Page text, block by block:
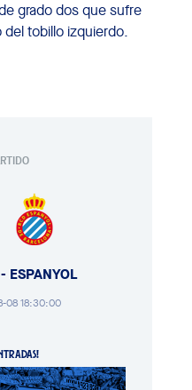
grado dos que sufre
tobillo izquierdo.
ESPANYOL
08 18:30:00